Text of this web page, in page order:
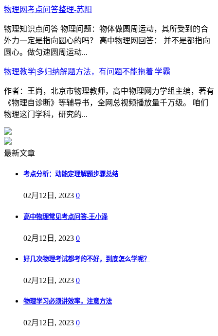
物理网考点问答整理-苏阳
物理知识点问答 物理问题：物体做圆周运动，其所受到的合
外力一定是指向圆心的吗？ 高中物理网回答： 并不是都指向
圆心。做匀速圆周运动...
物理教学|多归纳解题方法，有问题不能拖着|学霸
作者：王尚，北京市物理教师，高中物理网力学组主编，著有
《物理自诊断》等辅导书，全网总视频播放量千万级。 咱们
物理这门学科，研究的...
最新文章
考点分析：动能定理解题步骤总结
02月12日, 2023 0
高中物理常见考点问答-王小泽
02月12日, 2023 0
好几次物理考试都考的不好，到底怎么学呢？
02月12日, 2023 0
物理学习必须讲效率，注意方法
02月12日, 2023 0